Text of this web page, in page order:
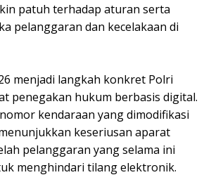
patuh terhadap aturan serta
pelanggaran dan kecelakaan di
menjadi langkah konkret Polri
penegakan hukum berbasis digital.
kendaraan yang dimodifikasi
keseriusan aparat
pelanggaran yang selama ini
menghindari tilang elektronik.